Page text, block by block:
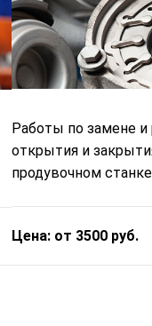
Работы по замене
открытия и
продувочном станке
Цена: от 3500 руб.